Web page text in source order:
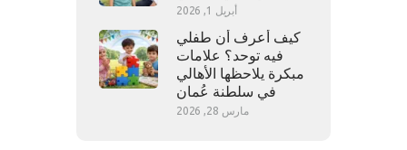
أبريل 1, 2026
كيف أعرف أن طفلي
فيه توحد؟ علامات
مبكرة يلاحظها الأهالي
في سلطنة عُمان
مارس 28, 2026